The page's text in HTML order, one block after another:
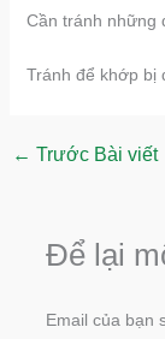
Cần tránh những
Tránh để khớp bị
← Trước Bài viết
Để lại
Email của bạn